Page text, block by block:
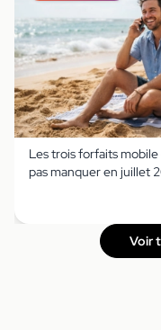
Les trois forfaits
pas manquer en juillet
Voir